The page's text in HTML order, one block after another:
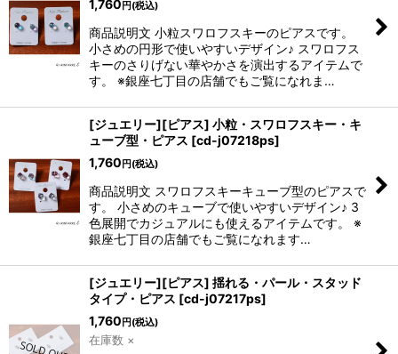
1,760 円 (税込)
商品説明文 小粒スワロフスキーのピアスです。
小さめの円形で使いやすいデザイン♪ スワロフス
キーのさりげない華やかさを演出するアイテムで
す。 ※銀座七丁目の店舗でもご覧になれま…
[ジュエリー][ピアス] 小粒・スワロフスキー・キ
ューブ型・ピアス [cd-j07218ps]
1,760 円 (税込)
商品説明文 スワロフスキーキューブ型のピアスで
す。 小さめのキューブで使いやすいデザイン♪ 3
色展開でカジュアルにも使えるアイテムです。 ※
銀座七丁目の店舗でもご覧になれます…
[ジュエリー][ピアス] 揺れる・パール・スタッド
タイプ・ピアス [cd-j07217ps]
1,760 円 (税込)
在庫数 ×